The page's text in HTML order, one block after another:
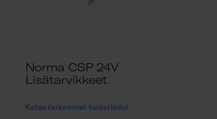
Norma CSP 24V
Lisätarvikkeet
Katso tarkemmat tuotetiedot